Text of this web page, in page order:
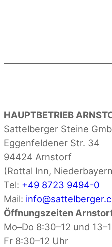
HAUPTBETRIEB
Sattelberger Steine
Eggenfeldener Str. 34
94424 Arnstorf
(Rottal Inn,
Tel: +49 8723 9494-0
Mail:
Öffnungszeiten
Mo–Do 8:30–12 und
Fr 8:30–12 Uhr